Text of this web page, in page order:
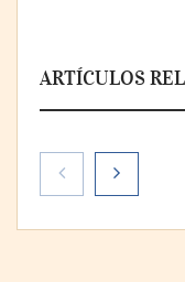
ARTÍCULOS